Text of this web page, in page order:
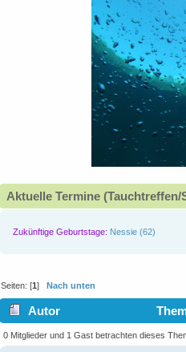
Aktuelle Termine
Zukünftige Geburtstage: Nessie (62)
Seiten: [1]Nach unten
Autor
5806 mal)
0 Mitglieder und 1 Gast betrachten dieses